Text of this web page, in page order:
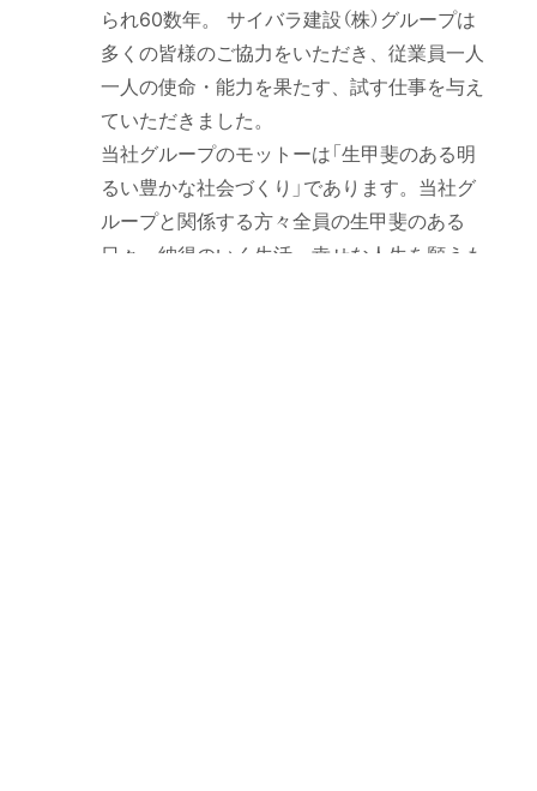
られ60数年。 サイバラ建設（株）グループは
多くの皆様のご協力をいただき、従業員一人
一人の使命・能力を果たす、試す仕事を与え
ていただきました。
当社グループのモットーは「生甲斐のある明
るい豊かな社会づくり」であります。当社グ
ループと関係する方々全員の生甲斐のある
日々、納得のいく生活、幸せな人生を願うも